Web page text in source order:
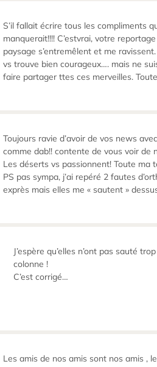
S’il fallait écrire tous les compliments
manquerait!!!! C’estvrai, votre
paysage s’entremêlent et me
vs trouve bien courageux…. mais ne
faire partager ttes ces merveilles.
Toujours ravie d’avoir de vos news
comme dab!! contente de vous voir de
Les déserts vs passionnent! Toute ma
PS pas sympa, j’ai repéré 2 fautes
exprès mais elles me « sautent »
J’espère qu’elles n’ont pas sauté
colonne !
C’est corrigé…
Les amis de nos amis sont nos amis ,